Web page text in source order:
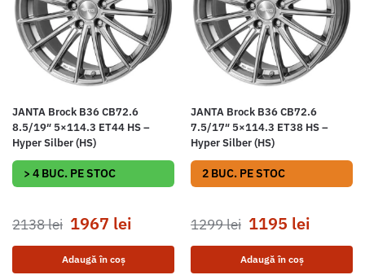
JANTA Brock B36 CB72.6
8.5/19″ 5×114.3 ET44 HS –
Hyper Silber (HS)
> 4 BUC. PE STOC
2138lei 1967 lei
Adaugă în coș
JANTA Brock B36 CB72.6
7.5/17″ 5×114.3 ET38 HS –
Hyper Silber (HS)
2 BUC. PE STOC
1299lei 1195 lei
Adaugă în coș